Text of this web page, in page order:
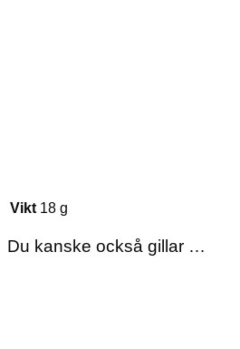
Vikt 18 g
Du kanske också gillar …